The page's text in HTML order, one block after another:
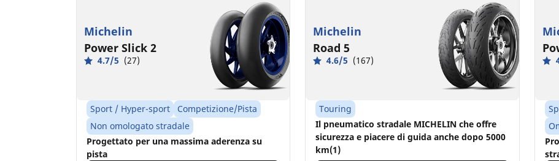
Michelin
Power Slick 2
4.7/5 (27)
Sport / Hyper-sport
Competizione/Pista
Non omologato stradale
Progettato per una massima aderenza su
pista
Michelin
Road 5
4.6/5 (167)
Touring
Il pneumatico stradale MICHELIN che offre
sicurezza e piacere di guida anche dopo 5000
km(1)